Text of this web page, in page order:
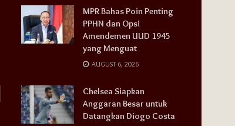
MPR Bahas Poin Penting
PPHN dan Opsi
Amendemen UUD 1945
yang Menguat
AUGUST 6, 2026
Chelsea Siapkan
Anggaran Besar untuk
Datangkan Diogo Costa